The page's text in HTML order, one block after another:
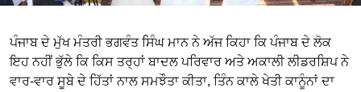
ਪੰਜਾਬ ਦੇ ਮੁੱਖ ਮੰਤਰੀ ਭਗਵੰਤ ਸਿੰਘ ਮਾਨ ਨੇ ਅੱਜ ਕਿਹਾ ਕਿ ਪੰਜਾਬ ਦੇ ਲੋਕ
ਇਹ ਨਹੀਂ ਭੁੱਲੇ ਕਿ ਕਿਸ ਤਰ੍ਹਾਂ ਬਾਦਲ ਪਰਿਵਾਰ ਅਤੇ ਅਕਾਲੀ ਲੀਡਰਸ਼ਿਪ ਨੇ
ਵਾਰ-ਵਾਰ ਸੂਬੇ ਦੇ ਹਿੱਤਾਂ ਨਾਲ ਸਮਝੌਤਾ ਕੀਤਾ, ਤਿੰਨ ਕਾਲੇ ਖੇਤੀ ਕਾਨੂੰਨਾਂ ਦਾ